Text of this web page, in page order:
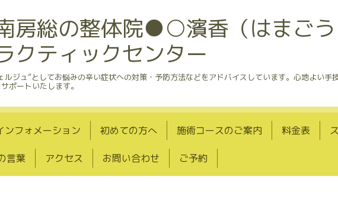
房総の整体院●○濱香（はまごう
クティックセンター
ルジュ”としてお悩みの辛い症状への対策・予防方法などをアドバイスしています。心地よい手
ポートいたします。
ンフォメーション 初めての方へ 施術コースのご案内 料金表
言葉 アクセス お問い合わせ ご予約